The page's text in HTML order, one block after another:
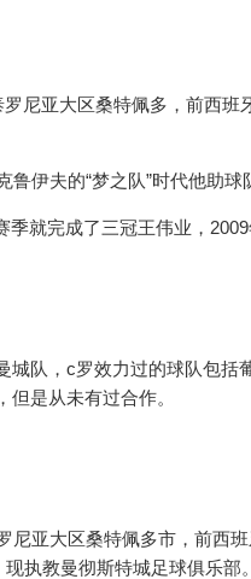
尼亚大区桑特佩多，前西
伊夫的“梦之队”时代他助球
就完成了三冠王伟业，2009
队，c罗效力过的球队包括
是从未有过合作。
尼亚大区桑特佩多市，前西
执教曼彻斯特城足球俱乐部。